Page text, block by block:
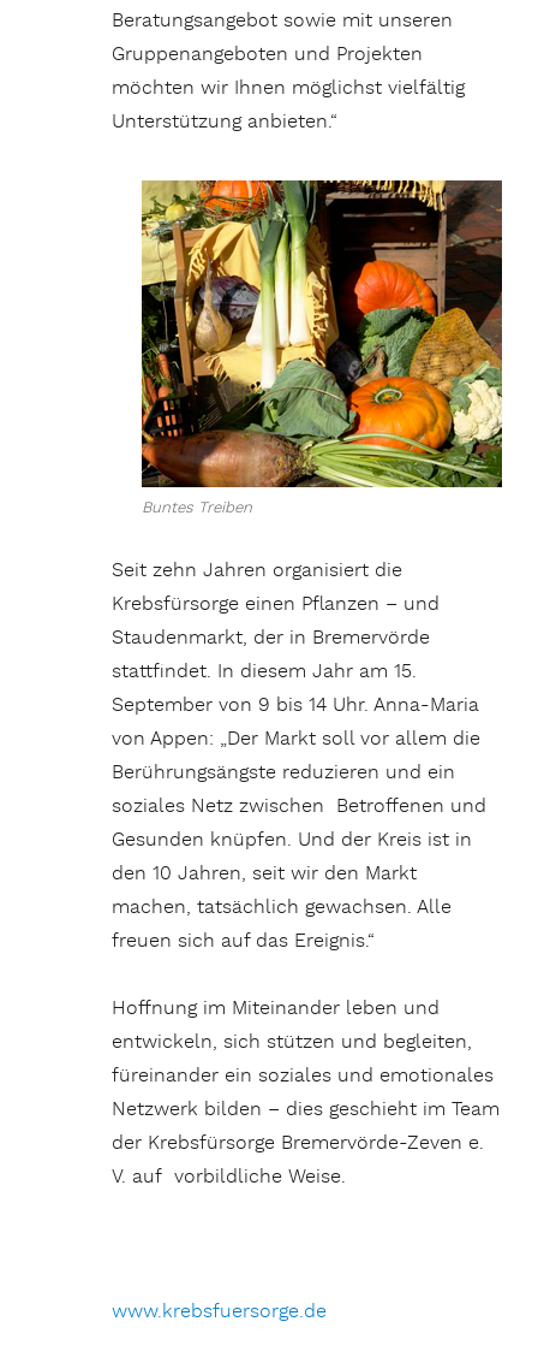
Beratungsangebot sowie mit unseren
Gruppenangeboten und Projekten
möchten wir Ihnen möglichst vielfältig
Unterstützung anbieten.“
Buntes Treiben
Seit zehn Jahren organisiert die
Krebsfürsorge einen Pflanzen – und
Staudenmarkt, der in Bremervörde
stattfindet. In diesem Jahr am 15.
September von 9 bis 14 Uhr. Anna-Maria
von Appen: „Der Markt soll vor allem die
Berührungsängste reduzieren und ein
soziales Netz zwischen Betroffenen und
Gesunden knüpfen. Und der Kreis ist in
den 10 Jahren, seit wir den Markt
machen, tatsächlich gewachsen. Alle
freuen sich auf das Ereignis.“
Hoffnung im Miteinander leben und
entwickeln, sich stützen und begleiten,
füreinander ein soziales und emotionales
Netzwerk bilden – dies geschieht im Team
der Krebsfürsorge Bremervörde-Zeven e.
V. auf vorbildliche Weise.
www.krebsfuersorge.de